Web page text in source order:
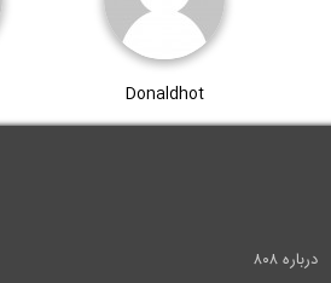
Donaldhot
درباره ۸۰۸